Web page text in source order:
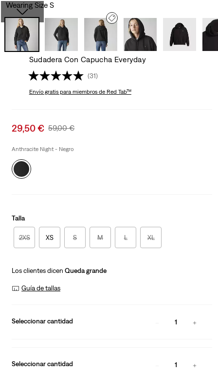
Wearing Size S
Sudadera Con Capucha Everyday
(31)
Envío gratispara miembros de Red Tab™
Sale
is
29,50 € Original
Was
59,00 €
Anthracite Night - Negro
Talla
2XS XS S M L XL
Los clientes dicen Queda grande
Guía de tallas
Seleccionar cantidad 1
Seleccionar cantidad 1